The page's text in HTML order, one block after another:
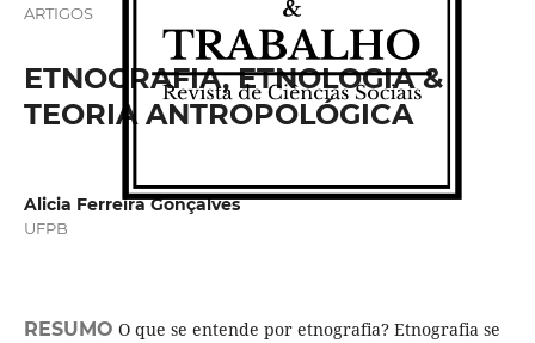
ARTIGOS
ETNOGRAFIA, ETNOLOGIA &
TEORIA ANTROPOLÓGICA
Alicia Ferreira Gonçalves
UFPB
RESUMO O que se entende por etnografia? Etnografia se